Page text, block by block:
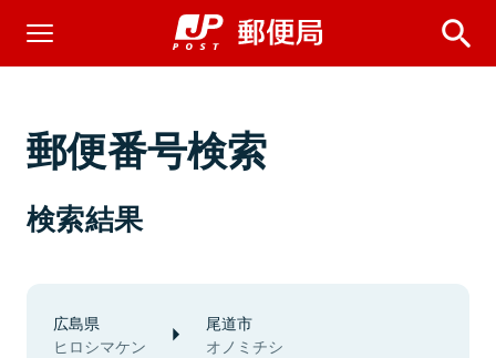
郵便番号検索
検索結果
広島県
ヒロシマケン
尾道市
オノミチシ